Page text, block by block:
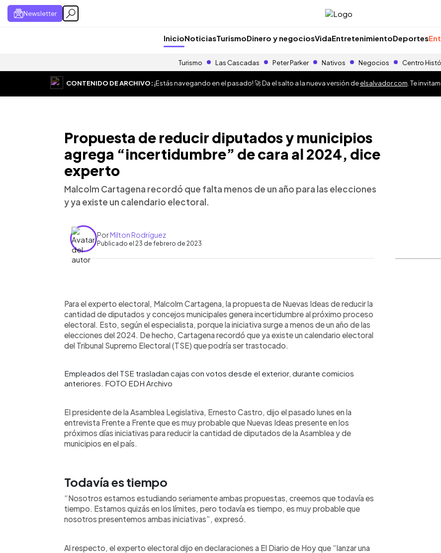
Newsletter
InicioNoticiasTurismoDinero y negociosVidaEntretenimientoDeportes
Turismo Las Cascadas Peter Parker Nativos Negocios Centro
CONTENIDO DE ARCHIVO:¡Estás navegando en el pasado! 🚀 Da el salto a la nueva versión deelsalvador.com . Te
Propuesta de reducir diputados y municipios
agrega “incertidumbre” de cara al 2024, dice
experto
Malcolm Cartagena recordó que falta menos de un año para las elecciones
y ya existe un calendario electoral.
PorMilton Rodríguez
Publicado el 23 de febrero de 2023
Escuchar artículo
Para el experto electoral, Malcolm Cartagena, la propuesta de Nuevas Ideas de reducir la
cantidad de diputados y concejos municipales genera incertidumbre al próximo proceso
electoral. Esto, según el especialista, porque la iniciativa surge a menos de un año de las
elecciones del 2024. De hecho, Cartagena recordó que ya existe un calendario electoral
del Tribunal Supremo Electoral (TSE) que podría ser trastocado.
Empleados del TSE trasladan cajas con votos desde el exterior, durante comicios
anteriores. FOTO EDH Archivo
El presidente de la Asamblea Legislativa, Ernesto Castro, dijo el pasado lunes en la
entrevista Frente a Frente que es muy probable que Nuevas Ideas presente en los
próximos días iniciativas para reducir la cantidad de diputados de la Asamblea y de
municipios en el país.
Todavía es tiempo
“Nosotros estamos estudiando seriamente ambas propuestas, creemos que todavía es
tiempo. Estamos quizás en los límites, pero todavía es tiempo, es muy probable que
nosotros presentemos ambas iniciativas”, expresó.
Al respecto, el experto electoral dijo en declaraciones a El Diario de Hoy que “lanzar una